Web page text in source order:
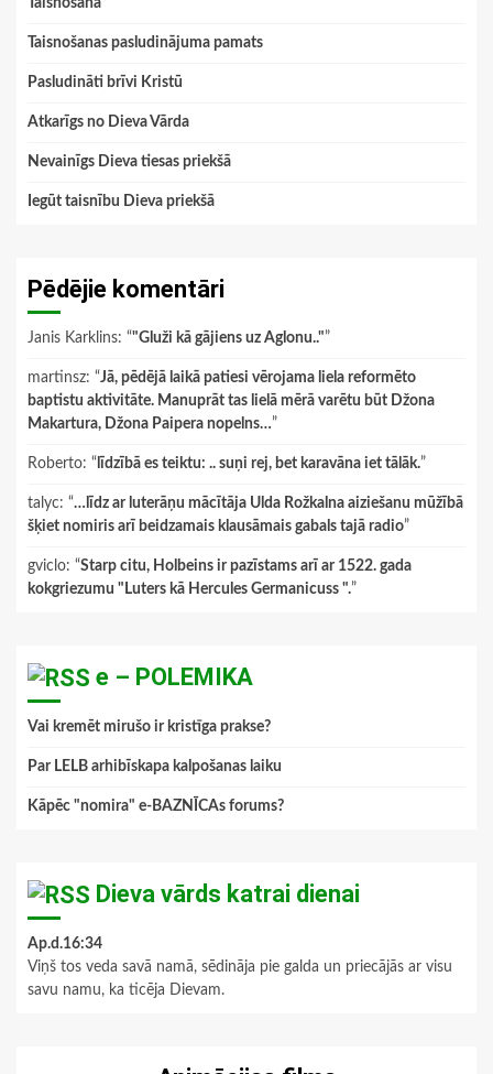
Taisnošana
Taisnošanas pasludinājuma pamats
Pasludināti brīvi Kristū
Atkarīgs no Dieva Vārda
Nevainīgs Dieva tiesas priekšā
Iegūt taisnību Dieva priekšā
Pēdējie komentāri
Janis Karklins: “"Gluži kā gājiens uz Aglonu.."”
martinsz: “Jā, pēdējā laikā patiesi vērojama liela reformēto
baptistu aktivitāte. Manuprāt tas lielā mērā varētu būt Džona
Makartura, Džona Paipera nopelns…”
Roberto: “ līdzībā es teiktu: .. suņi rej, bet karavāna iet tālāk.”
talyc: “…līdz ar luterāņu mācītāja Ulda Rožkalna aiziešanu mūžībā
šķiet nomiris arī beidzamais klausāmais gabals tajā radio”
gviclo: “Starp citu, Holbeins ir pazīstams arī ar 1522. gada
kokgriezumu "Luters kā Hercules Germanicuss ".”
e – POLEMIKA
Vai kremēt mirušo ir kristīga prakse?
Par LELB arhibīskapa kalpošanas laiku
Kāpēc "nomira" e-BAZNĪCAs forums?
Dieva vārds katrai dienai
Ap.d.16:34
Viņš tos veda savā namā, sēdināja pie galda un priecājās ar visu
savu namu, ka ticēja Dievam.